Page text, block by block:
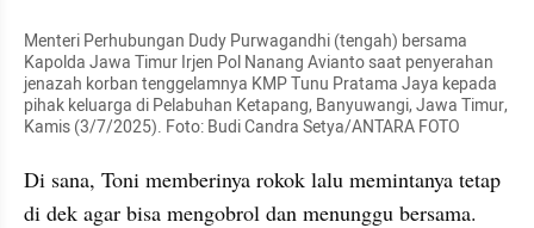
Menteri Perhubungan Dudy Purwagandhi (tengah) bersama
Kapolda Jawa Timur Irjen Pol Nanang Avianto saat penyerahan
jenazah korban tenggelamnya KMP Tunu Pratama Jaya kepada
pihak keluarga di Pelabuhan Ketapang, Banyuwangi, Jawa Timur,
Kamis (3/7/2025). Foto: Budi Candra Setya/ANTARA FOTO
Di sana, Toni memberinya rokok lalu memintanya tetap
di dek agar bisa mengobrol dan menunggu bersama.